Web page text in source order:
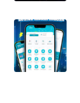
WN
KALTARA
WN